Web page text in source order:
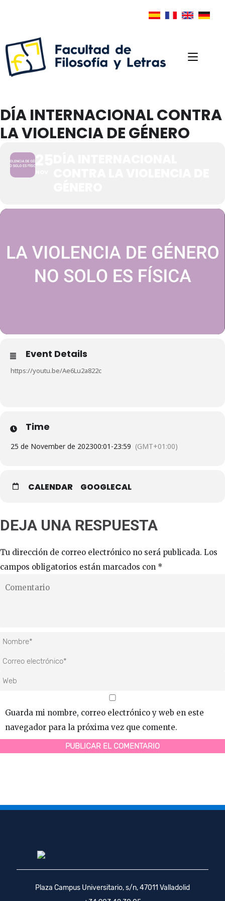
DÍA INTERNACIONAL CONTRA
LA VIOLENCIA DE GÉNERO
Event Details
https://youtu.be/Ae6Lu2a822c
Time
25 de November de 202300:01 -23:59 (GMT+01:00)
CALENDAR GOOGLECAL
DEJA UNA RESPUESTA
Tu dirección de correo electrónico no será publicada. Los
campos obligatorios están marcados con *
Guarda mi nombre, correo electrónico y web en este
navegador para la próxima vez que comente.
Plaza Campus Universitario, s/n, 47011 Valladolid